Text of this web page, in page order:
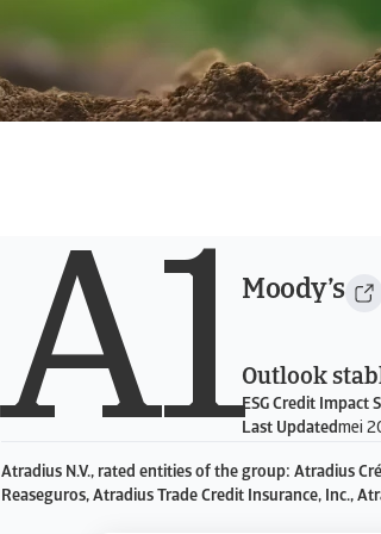
A1Moody’s
Outlook
ESG Credit Impact
Last Updatedmei
Atradius N.V., rated entities of the group: Atradius
Reaseguros, Atradius Trade Credit Insurance, Inc.,